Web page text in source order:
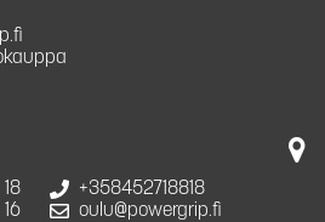
18
16
+358452718818
oulu@powergrip.fi